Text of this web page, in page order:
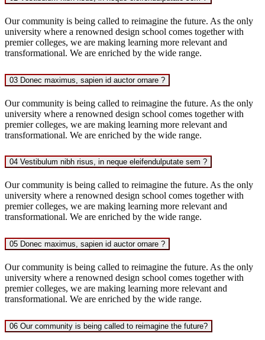
Our community is being called to reimagine the future. As the only
university where a renowned design school comes together with
premier colleges, we are making learning more relevant and
transformational. We are enriched by the wide range.
03 Donec maximus, sapien id auctor ornare ?
Our community is being called to reimagine the future. As the only
university where a renowned design school comes together with
premier colleges, we are making learning more relevant and
transformational. We are enriched by the wide range.
04 Vestibulum nibh risus, in neque eleifendulputate sem ?
Our community is being called to reimagine the future. As the only
university where a renowned design school comes together with
premier colleges, we are making learning more relevant and
transformational. We are enriched by the wide range.
05 Donec maximus, sapien id auctor ornare ?
Our community is being called to reimagine the future. As the only
university where a renowned design school comes together with
premier colleges, we are making learning more relevant and
transformational. We are enriched by the wide range.
06 Our community is being called to reimagine the future?